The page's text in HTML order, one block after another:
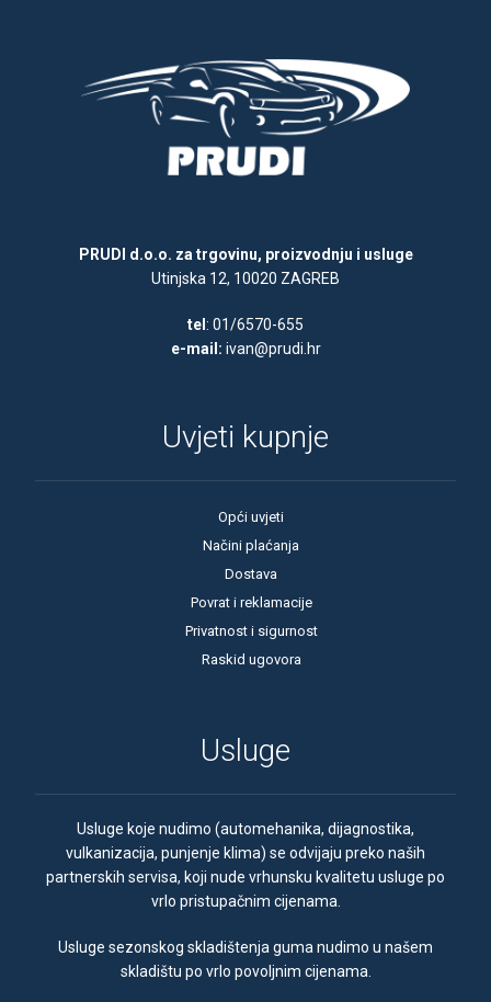
PRUDI d.o.o. za trgovinu, proizvodnju i usluge
Utinjska 12, 10020 ZAGREB
tel : 01/6570-655
e-mail: ivan@prudi.hr
Uvjeti kupnje
Opći uvjeti
Načini plaćanja
Dostava
Povrat i reklamacije
Privatnost i sigurnost
Raskid ugovora
Usluge
Usluge koje nudimo (automehanika, dijagnostika,
vulkanizacija, punjenje klima) se odvijaju preko naših
partnerskih servisa, koji nude vrhunsku kvalitetu usluge po
vrlo pristupačnim cijenama.
Usluge sezonskog skladištenja guma nudimo u našem
skladištu po vrlo povoljnim cijenama.